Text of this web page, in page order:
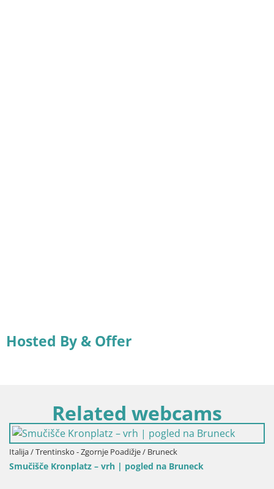
Hosted By & Offer
Related webcams
Italija / Trentinsko - Zgornje Poadižje / Bruneck
Kronplatz vrh | pogled na Valdaoro – Olang